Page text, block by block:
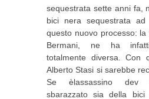
sequestrata sette anni fa,
bici nera sequestrata
questo nuovo processo:
Bermani, ne ha
totalmente diversa. Con
Alberto Stasi si sarebbe
Se èlassassino dev
sbarazzato sia della